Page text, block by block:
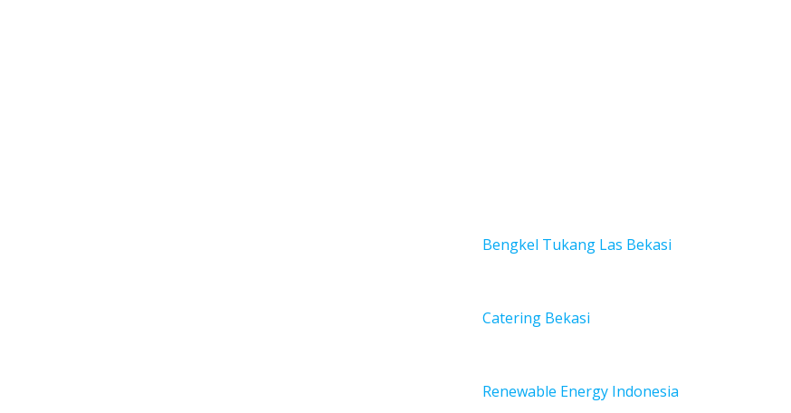
Bengkel Tukang Las Bekasi
Catering Bekasi
Renewable Energy Indonesia